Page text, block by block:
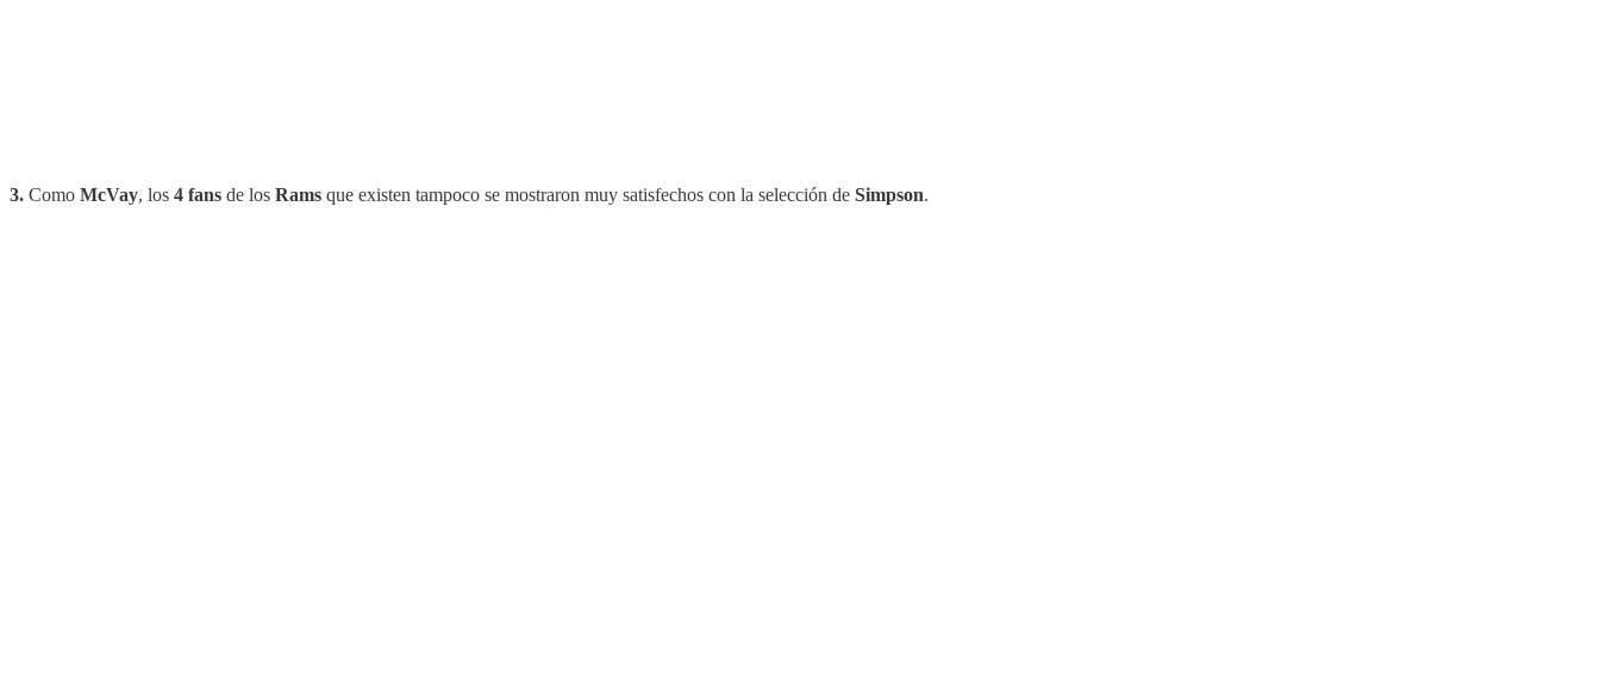
3. Como McVay, los 4 fans de los Rams que existen tampoco se mostraron muy satisfechos con la selección de Simpson.